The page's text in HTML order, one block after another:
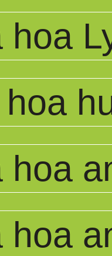
hoa
hoa
hoa